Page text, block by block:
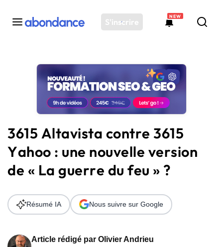
S'inscrire
NEW
Toutes les actus
Actus SEO
Plateforme
Solutions
Ressources
Audit SEO
3615 Altavista contre 3615
Yahoo : une nouvelle version
de « La guerre du feu » ?
Article rédigé par Olivier Andrieu
Résumé IA Nous suivre sur Google